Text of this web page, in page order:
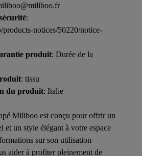
:
notices/50220/notice-
produit: Durée de la
: tissu
du produit: Italie
Miliboo est conçu pour offrir un
et un style élégant à votre espace
sur son utilisation
aider à profiter pleinement de